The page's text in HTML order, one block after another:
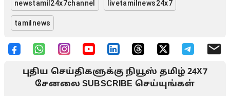
newstamil24x7channel livetamilnews24x7
tamilnews
புதிய செய்திகளுக்கு நியூஸ் தமிழ் 24X7
சேனலை SUBSCRIBE செய்யுங்கள்